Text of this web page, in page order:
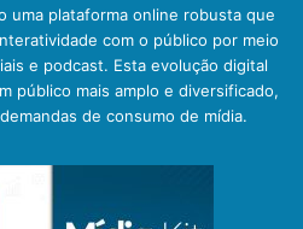
uma plataforma online robusta que
com o público por meio
e podcast. Esta evolução digital
público mais amplo e diversificado,
de consumo de mídia.